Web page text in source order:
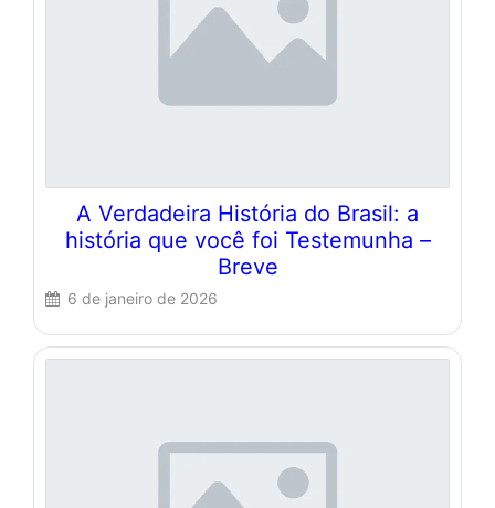
A Verdadeira História do Brasil: a
história que você foi Testemunha –
Breve
6 de janeiro de 2026